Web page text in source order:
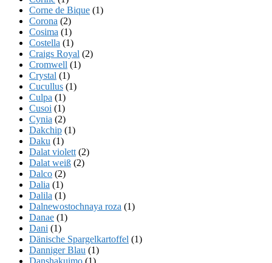
Corne de Bique (1)
Corona (2)
Cosima (1)
Costella (1)
Craigs Royal (2)
Cromwell (1)
Crystal (1)
Cucullus (1)
Culpa (1)
Cusoi (1)
Cynia (2)
Dakchip (1)
Daku (1)
Dalat violett (2)
Dalat weiß (2)
Dalco (2)
Dalia (1)
Dalila (1)
Dalnewostochnaya roza (1)
Danae (1)
Dani (1)
Dänische Spargelkartoffel (1)
Danniger Blau (1)
Danshakuimo (1)